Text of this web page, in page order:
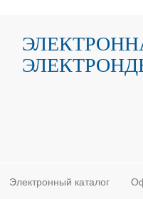
Электронный каталог